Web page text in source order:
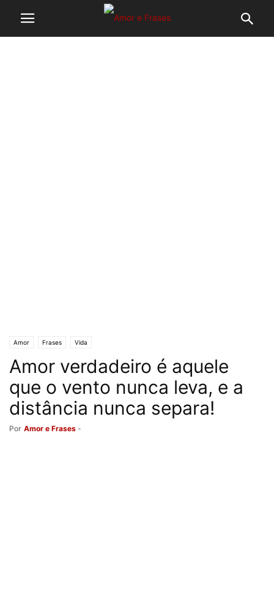
Amor Frases Vida
Amor verdadeiro é aquele
que o vento nunca leva, e a
distância nunca separa!
Por Amor e Frases -